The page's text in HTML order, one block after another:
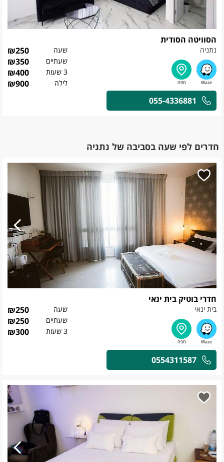
הסוויטה הסודית
נתניה שעה ₪250
שעתיים ₪350
3 שעות ₪400
לילה ₪900
055-4336881
חדרים לפי שעה בסביבה של נתניה
חדרי בוטיק בית ינאי
בית ינאי שעה ₪250
שעתיים ₪250
3 שעות ₪300
0554311587